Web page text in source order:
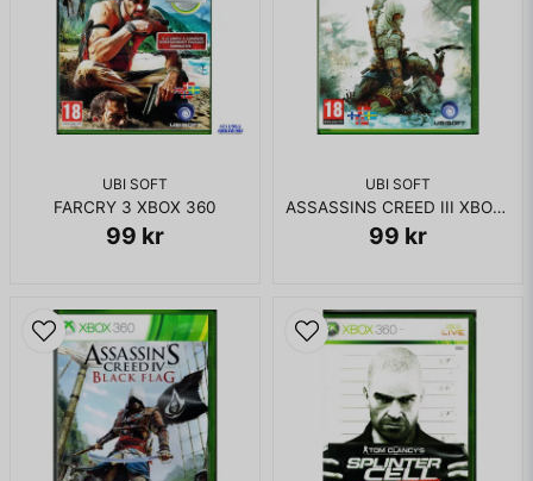
UBI SOFT
FARCRY 3 XBOX 360
99 kr
UBI SOFT
ASSASSINS CREED III XBOX 360
99 kr